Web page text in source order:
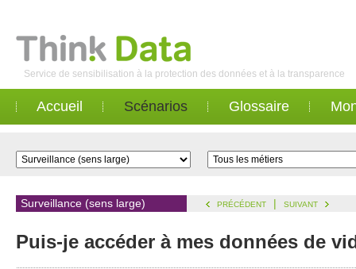
Service de sensibilisation à la protection des données et à la transparence
Accueil Scénarios Glossaire
Surveillance (sens large) PRÉCÉDENT | SUIVANT
Puis-je accéder à mes données de